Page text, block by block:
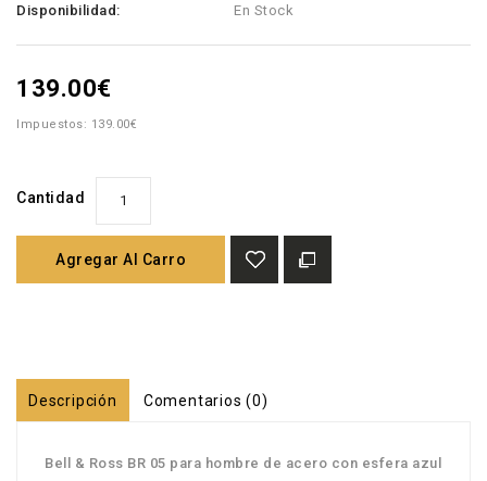
Disponibilidad:
En Stock
139.00€
Impuestos: 139.00€
Cantidad
Agregar Al Carro
Descripción Comentarios (0)
Bell & Ross BR 05 para hombre de acero con esfera azul